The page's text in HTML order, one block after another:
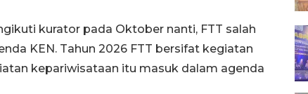
kurator pada Oktober nanti, FTT salah
KEN. Tahun 2026 FTT bersifat kegiatan
kepariwisataan itu masuk dalam agenda